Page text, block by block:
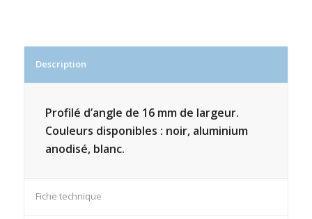
Description
Profilé d’angle de 16 mm de largeur.
Couleurs disponibles : noir, aluminium
anodisé, blanc.
Fiche technique